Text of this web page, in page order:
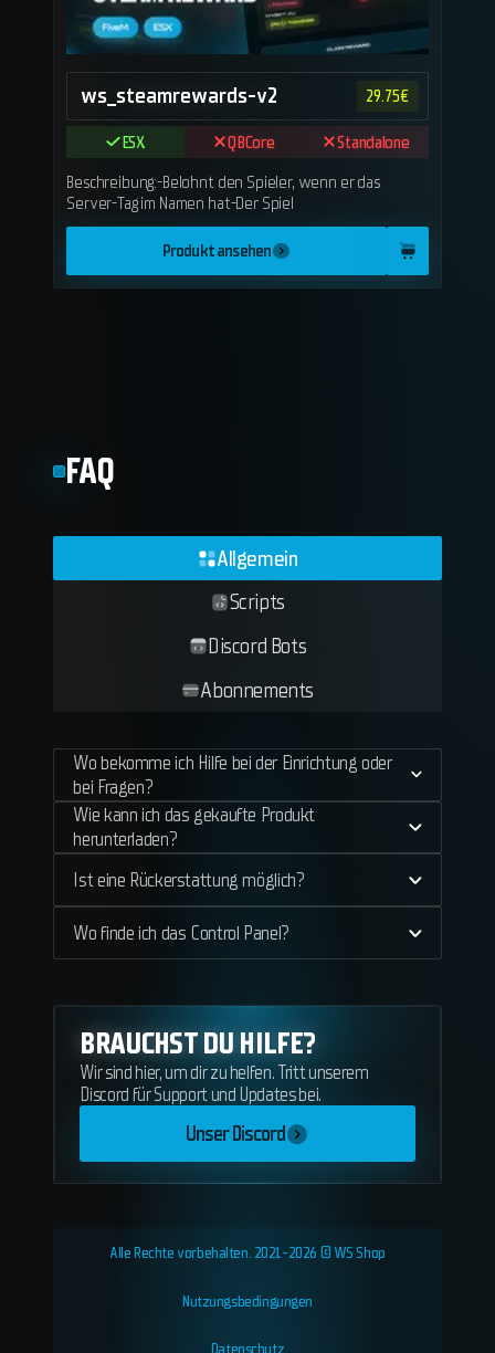
ws_steamrewards-v2 29.75€
ESX QBCore
Standalone
Beschreibung:-Belohnt den Spieler, wenn er das
Server-Tag im Namen hat-Der Spiel
Produkt ansehen
FAQ
Allgemein
Scripts
Discord Bots
Abonnements
Wo bekomme ich Hilfe bei der Einrichtung oder
bei Fragen?
Wie kann ich das gekaufte Produkt
herunterladen?
Ist eine Rückerstattung möglich?
Wo finde ich das Control Panel?
BRAUCHST DU HILFE?
Wir sind hier, um dir zu helfen. Tritt unserem
Discord für Support und Updates bei.
Unser Discord
Alle Rechte vorbehalten. 2021-2026 © WS Shop
Nutzungsbedingungen